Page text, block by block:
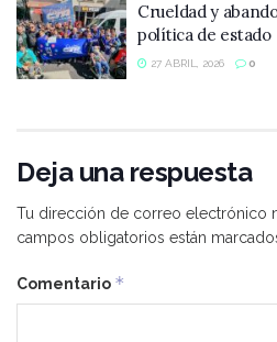
Crueldad y
política de estado
27 ABRIL, 2026 0
Deja una respuesta
Tu dirección de correo electrónico
campos obligatorios están
Comentario *